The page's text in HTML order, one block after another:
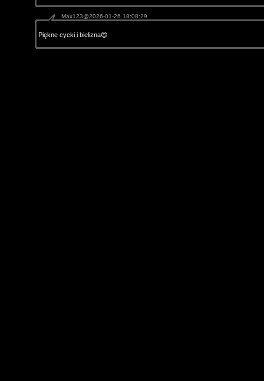
Max123@2026-01-26 18:08:29
Piękne cycki i bielizna😍